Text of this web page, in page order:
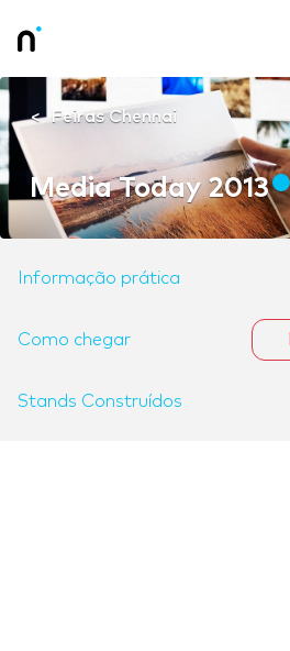
Feiras Chennai
Media Today 2013
Informação prática
Como chegar
Stands Construídos